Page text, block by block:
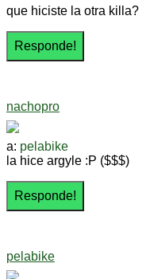
que hiciste la otra killa?
nachopro
a: pelabike
la hice argyle :P ($$$)
pelabike